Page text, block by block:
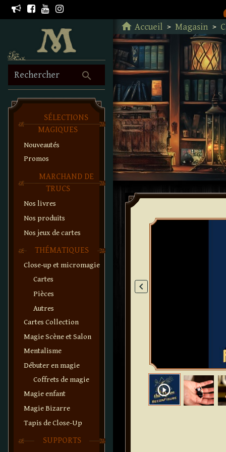
search
Rechercher
SÉLECTIONS
MAGIQUES
Nouveautés
Promos
MARCHAND DE
TRUCS
Nos livres
Nos produits
Nos jeux de cartes
THÉMATIQUES
Close-up et micromagie
Cartes
Pièces
Autres
Cartes Collection
Magie Scène et Salon
Mentalisme
Débuter en magie
Coffrets de magie
Magie enfant
Magie Bizarre
Tapis de Close-Up
SUPPORTS
home Accueil Magasin
Retour à l'accueil
keyboard_arrow_left
play_circle_outline